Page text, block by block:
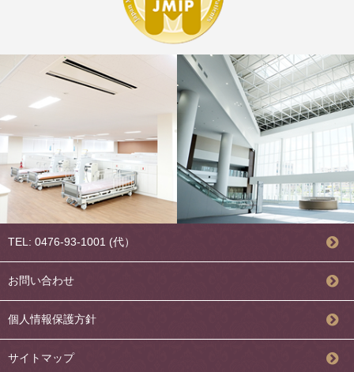
TEL: 0476-93-1001 (代）
お問い合わせ
個人情報保護方針
サイトマップ